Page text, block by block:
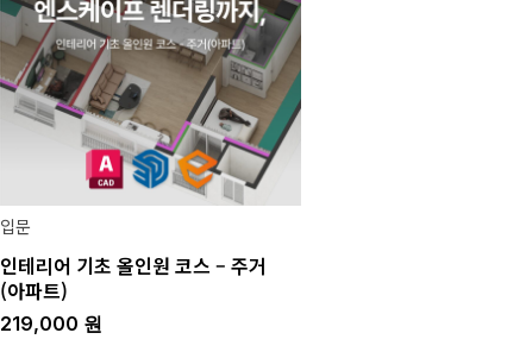
입문
인테리어 기초 올인원 코스 – 주거
(아파트)
219,000 원